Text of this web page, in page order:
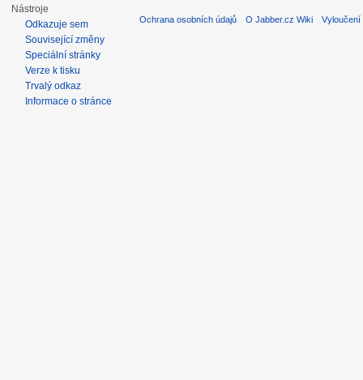
Nástroje
Odkazuje sem
Související změny
Speciální stránky
Verze k tisku
Trvalý odkaz
Informace o stránce
Ochrana osobních údajů O Jabber.cz Wiki Vyloučení